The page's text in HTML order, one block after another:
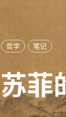
哲学 笔记
苏菲